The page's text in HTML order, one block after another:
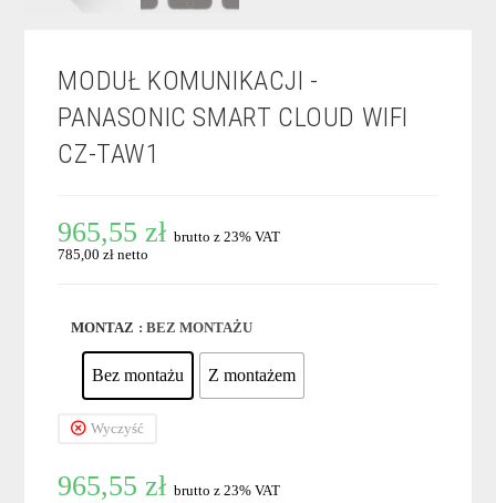
MODUŁ KOMUNIKACJI -
PANASONIC SMART CLOUD WIFI
CZ-TAW1
965,55 zł brutto z 23% VAT
785,00 zł netto
MONTAZ : BEZ MONTAŻU
Bez montażu Z montażem
Wyczyść
965,55 zł brutto z 23% VAT